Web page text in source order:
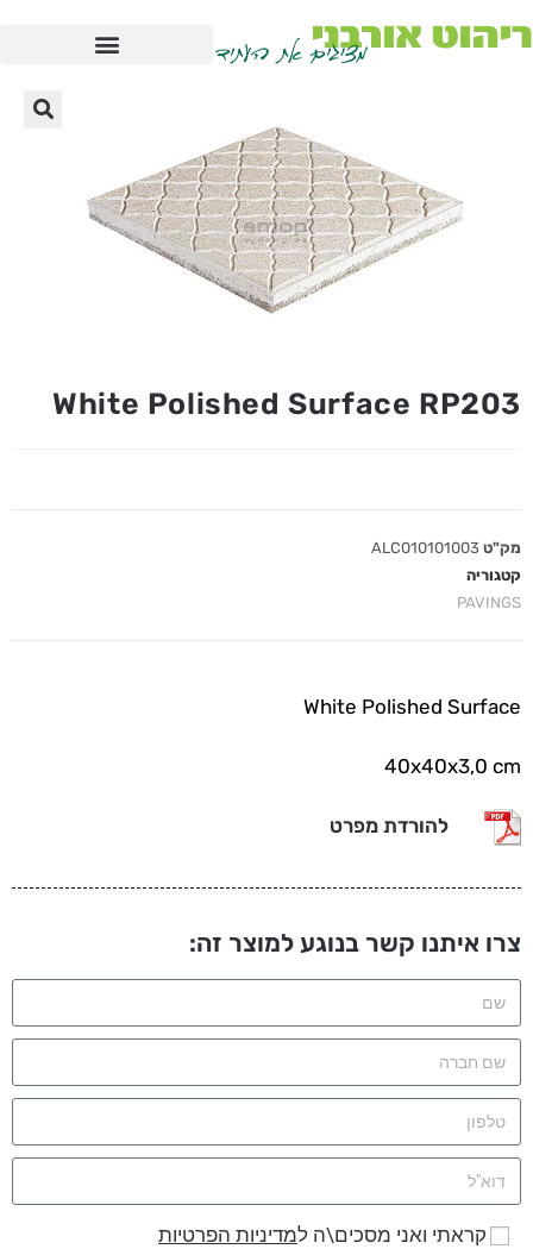
White Polished Surface RP203
מק"ט ALC010101003
קטגוריה
PAVINGS
White Polished Surface
40x40x3,0 cm
להורדת מפרט
צרו איתנו קשר בנוגע למוצר זה:
קראתי ואני מסכים\ה למדיניות הפרטיות